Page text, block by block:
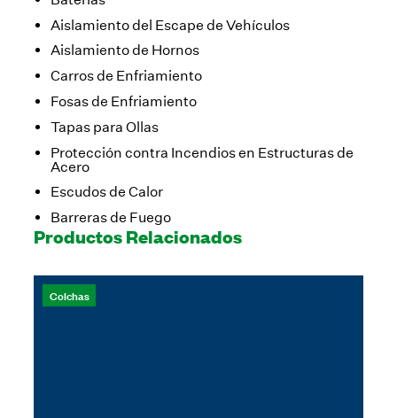
Aislamiento del Escape de Vehículos
Aislamiento de Hornos
Carros de Enfriamiento
Fosas de Enfriamiento
Tapas para Ollas
Protección contra Incendios en Estructuras de
Acero
Escudos de Calor
Barreras de Fuego
Productos Relacionados
Colchas